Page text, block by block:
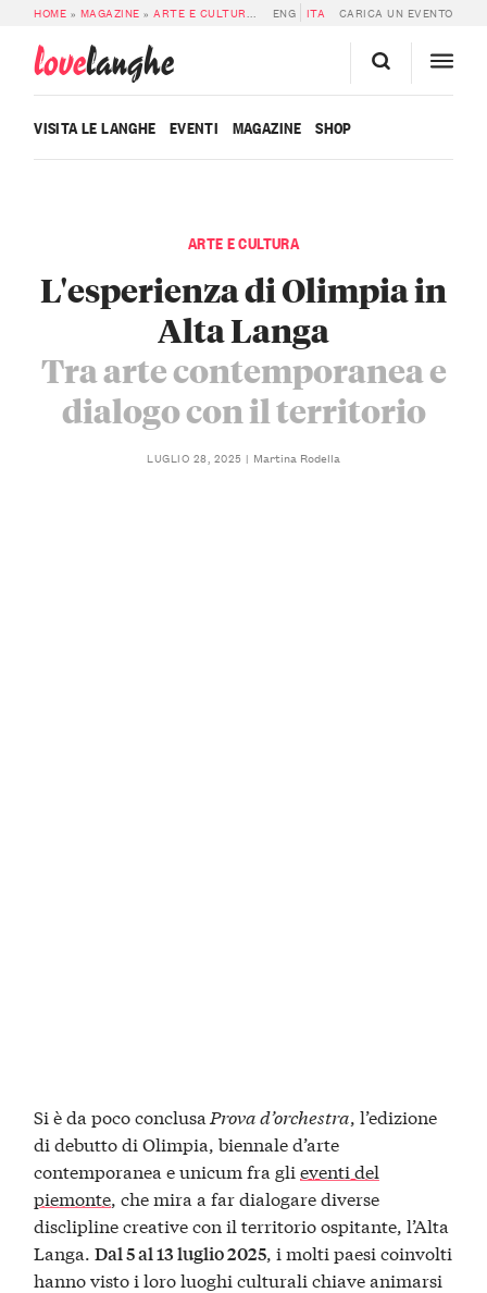
HOME » MAGAZINE »ARTE E CULTURA » L’ESPERIENZA DI OLIMPIA IN ALTA
ENG ITA CARICA UN EVENTO
lovelanghe
VISITA LE LANGHE EVENTI MAGAZINE SHOP
ARTE E CULTURA
L'esperienza di Olimpia in
Alta Langa
Tra arte contemporanea e
dialogo con il territorio
LUGLIO 28, 2025 Martina Rodella
Si è da poco conclusa Prova d’orchestra, l’edizione
di debutto di Olimpia, biennale d’arte
contemporanea e unicum fra glieventi del
piemonte, che mira a far dialogare diverse
disclipline creative con il territorio ospitante, l’Alta
Langa.Dal 5 al 13 luglio 2025, i molti paesi coinvolti
hanno visto i loro luoghi culturali chiave animarsi